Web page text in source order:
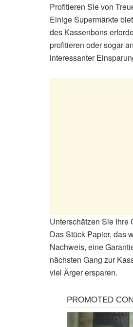
Profitieren Sie von
Einige Supermärkte
des Kassenbons
profitieren oder sogar
interessanter
Unterschätzen Sie Ihre
Das Stück Papier, das
Nachweis, eine
nächsten Gang zur
viel Ärger ersparen.